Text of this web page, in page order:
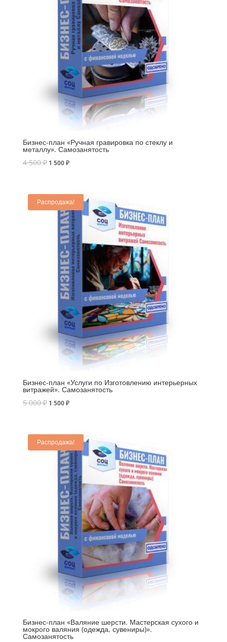
Бизнес-план «Ручная гравировка по стеклу и
металлу». Самозанятость
4 500₽ 1 500₽
Распродажа!
Бизнес-план «Услуги по Изготовлению интерьерных
витражей». Самозанятость
5 000₽ 1 500₽
Распродажа!
Бизнес-план «Валяние шерсти. Мастерская сухого и
мокрого валяния (одежда, сувениры)».
Самозанятость